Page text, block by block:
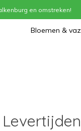
en omstreken!
Bloemen &
Levertijden